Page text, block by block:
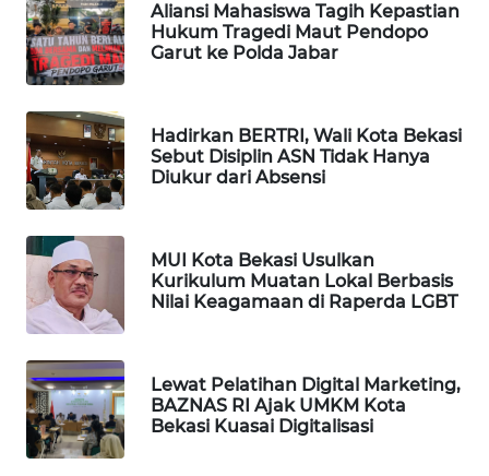
Aliansi Mahasiswa Tagih Kepastian
Hukum Tragedi Maut Pendopo
Garut ke Polda Jabar
Hadirkan BERTRI, Wali Kota Bekasi
Sebut Disiplin ASN Tidak Hanya
Diukur dari Absensi
MUI Kota Bekasi Usulkan
Kurikulum Muatan Lokal Berbasis
Nilai Keagamaan di Raperda LGBT
Lewat Pelatihan Digital Marketing,
BAZNAS RI Ajak UMKM Kota
Bekasi Kuasai Digitalisasi
PORTAL
KONSUMEN
FORWAMKI
ALPERKLINAS
FORJASIDA
TAMBANG
NEWS
SITUNGIR
NEWS